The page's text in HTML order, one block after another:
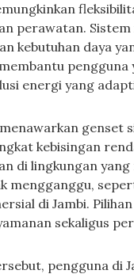
perawatan.
kebutuhan daya
pengguna
energi yang
genset
kebisingan
di lingkungan
mengganggu,
di Jambi.
sekaligus
pengguna di